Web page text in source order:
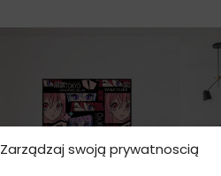
Zarządzaj swoją prywatnoscią